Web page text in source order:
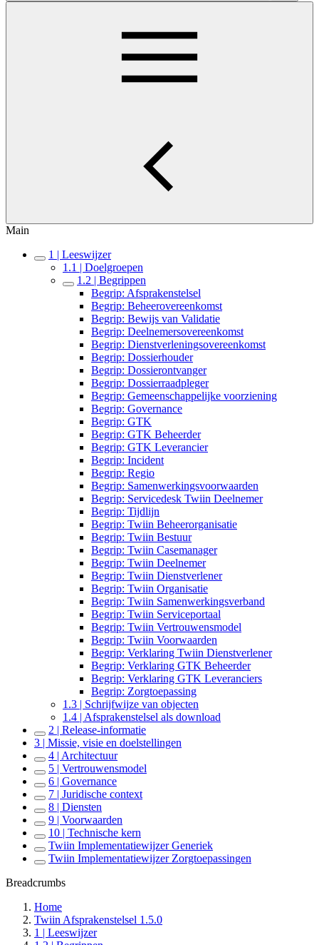
Main
1 | Leeswijzer
1.1 | Doelgroepen
1.2 | Begrippen
Begrip: Afsprakenstelsel
Begrip: Beheerovereenkomst
Begrip: Bewijs van Validatie
Begrip: Deelnemersovereenkomst
Begrip: Dienstverleningsovereenkomst
Begrip: Dossierhouder
Begrip: Dossierontvanger
Begrip: Dossierraadpleger
Begrip: Gemeenschappelijke voorziening
Begrip: Governance
Begrip: GTK
Begrip: GTK Beheerder
Begrip: GTK Leverancier
Begrip: Incident
Begrip: Regio
Begrip: Samenwerkingsvoorwaarden
Begrip: Servicedesk Twiin Deelnemer
Begrip: Tijdlijn
Begrip: Twiin Beheerorganisatie
Begrip: Twiin Bestuur
Begrip: Twiin Casemanager
Begrip: Twiin Deelnemer
Begrip: Twiin Dienstverlener
Begrip: Twiin Organisatie
Begrip: Twiin Samenwerkingsverband
Begrip: Twiin Serviceportaal
Begrip: Twiin Vertrouwensmodel
Begrip: Twiin Voorwaarden
Begrip: Verklaring Twiin Dienstverlener
Begrip: Verklaring GTK Beheerder
Begrip: Verklaring GTK Leveranciers
Begrip: Zorgtoepassing
1.3 | Schrijfwijze van objecten
1.4 | Afsprakenstelsel als download
2 | Release-informatie
3 | Missie, visie en doelstellingen
4 | Architectuur
5 | Vertrouwensmodel
6 | Governance
7 | Juridische context
8 | Diensten
9 | Voorwaarden
10 | Technische kern
Twiin Implementatiewijzer Generiek
Twiin Implementatiewijzer Zorgtoepassingen
Breadcrumbs
Home
Twiin Afsprakenstelsel 1.5.0
1 | Leeswijzer